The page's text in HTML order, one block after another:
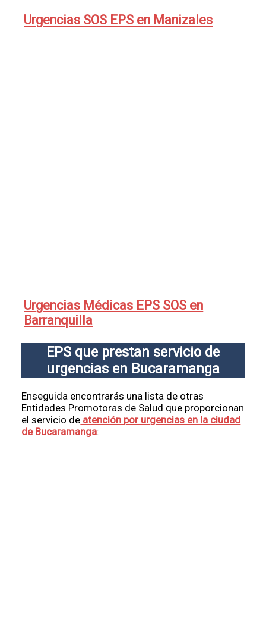
Urgencias SOS EPS en Manizales
Urgencias Médicas EPS SOS en
Barranquilla
EPS que prestan servicio de
urgencias en Bucaramanga
Enseguida encontrarás una lista de otras
Entidades Promotoras de Salud que proporcionan
el servicio de atención por urgencias en la ciudad
de Bucaramanga: